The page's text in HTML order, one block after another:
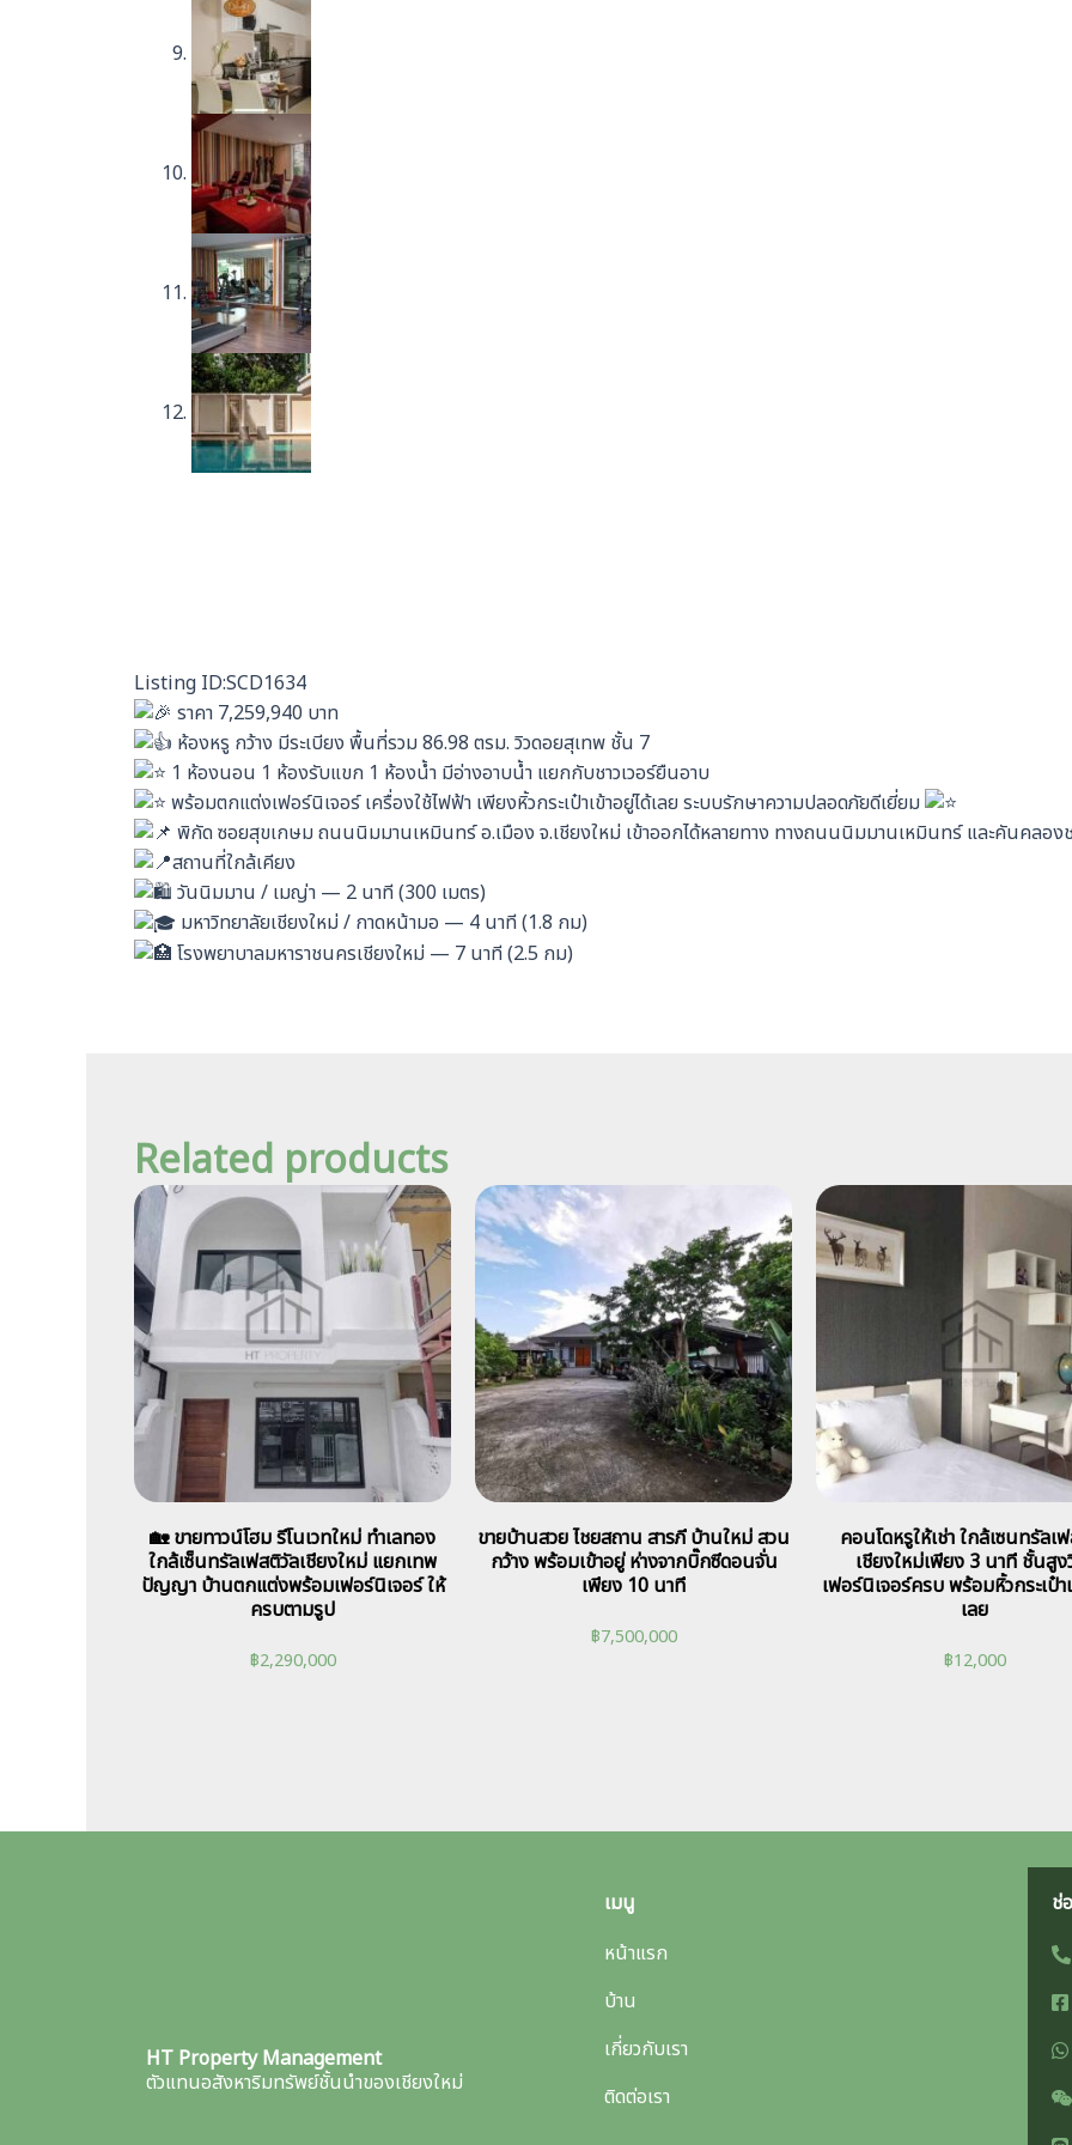
Listing ID:SCD1634
ราคา 7,259,940 บาท
ห้องหรู กว้าง มีระเบียง พื้นที่รวม 86.98 ตรม. วิวดอยสุเทพ ชั้น 7
1 ห้องนอน 1 ห้องรับแขก 1 ห้องน้ำ มีอ่างอาบน้ำ แยกกับชาวเวอร์ยืนอาบ
พร้อมตกแต่งเฟอร์นิเจอร์ เครื่องใช้ไฟฟ้า เพียงหิ้วกระเป๋าเข้าอยู่ได้เลย ระบบรักษาความปลอดภัยดีเยี่ยม
พิกัด ซอยสุขเกษม ถนนนิมมานเหมินทร์ อ.เมือง จ.เชียงใหม่ เข้าออกได้หลายทาง ทางถนนนิมมานเหมินทร์ และคันคลอง
สถานที่ใกล้เคียง
วันนิมมาน / เมญ่า — 2 นาที (300 เมตร)
มหาวิทยาลัยเชียงใหม่ / กาดหน้ามอ — 4 นาที (1.8 กม)
โรงพยาบาลมหาราชนครเชียงใหม่ — 7 นาที (2.5 กม)
Related products
🏡 ขายทาวน์โฮม รีโนเวทใหม่ ทำเลทอง
ใกล้เซ็นทรัลเฟสติวัลเชียงใหม่ แยกเทพ
ปัญญา บ้านตกแต่งพร้อมเฟอร์นิเจอร์ ให้
ครบตามรูป
฿2,290,000
ขายบ้านสวย ไชยสถาน สารภี บ้านใหม่ สวน
กว้าง พร้อมเข้าอยู่ ห่างจากบิ๊กซีดอนจั่น
เพียง 10 นาที
฿7,500,000
คอนโดหรูให้เช่า ใกล้เซนทรัลเ
เชียงใหม่เพียง 3 นาที ชั้นสูง
เฟอร์นิเจอร์ครบ พร้อมหิ้วกระเป๋า
เลย
฿12,000
HT Property Management
ตัวแทนอสังหาริมทรัพย์ชั้นนำของเชียงใหม่
เมนู
หน้าแรก
บ้าน
เกี่ยวกับเรา
ติดต่อเรา
ช่